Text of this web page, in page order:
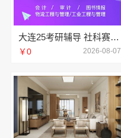
大连25考研辅导 社科赛斯考研服务人才伴您成长
￥0 2026-08-07